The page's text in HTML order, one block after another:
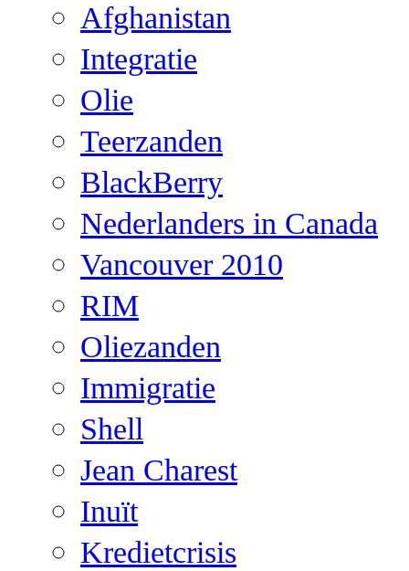
Afghanistan
Integratie
Olie
Teerzanden
BlackBerry
Nederlanders in Canada
Vancouver 2010
RIM
Oliezanden
Immigratie
Shell
Jean Charest
Inuït
Kredietcrisis